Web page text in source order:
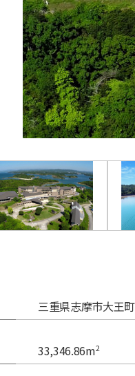
三重県志摩市大王
33,346.86m2